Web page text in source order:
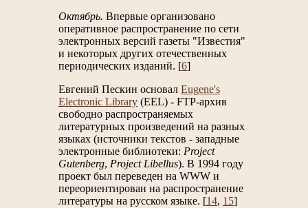
Октябрь. Впервые организовано
оперативное распространение по сети
электронных версий газеты "Известия"
и некоторых других отечественных
периодических изданий. [6]
Евгений Пескин основал Eugene's
Electronic Library (EEL) - FTP-архив
свободно распространяемых
литературных произведений на разных
языках (источники текстов - западные
электронные библиотеки: Project
Gutenberg, Project Libellus). В 1994 году
проект был переведен на WWW и
переориентирован на распространение
литературы на русском языке. [14, 15]